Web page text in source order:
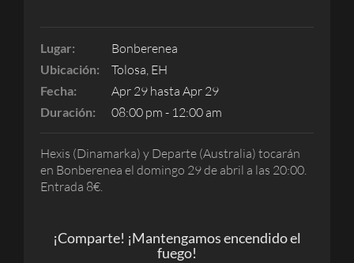
Lugar: Bonberenea
Ubicación: Tolosa, EH
Fecha: Apr 29 hasta Apr 29
Duración: 08:00 pm - 12:00 am
Hexis (Dinamarka) y Departe (Australia) tocarán
en Bonberenea el domingo 29 de abril a las 20:00.
Entrada 8€.
¡Comparte! ¡Mantengamos encendido el
fuego!